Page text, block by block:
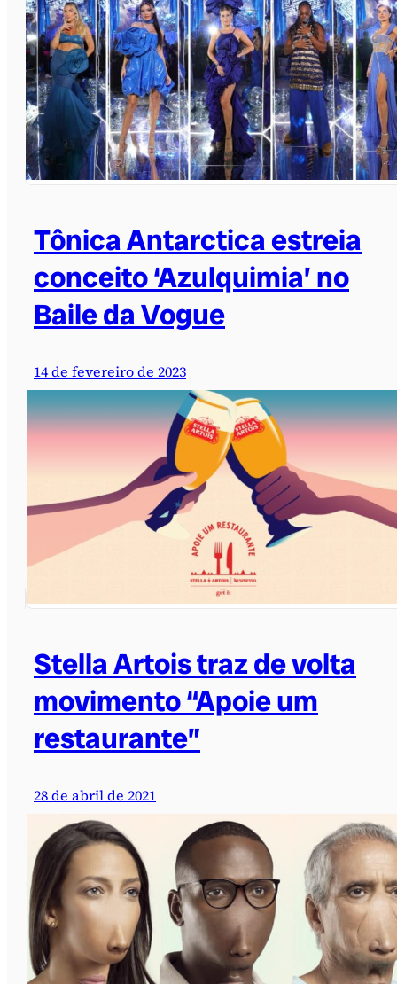
Tônica Antarctica estreia
conceito ‘Azulquimia’ no
Baile da Vogue
14 de fevereiro de 2023
Stella Artois traz de volta
movimento “Apoie um
restaurante”
28 de abril de 2021